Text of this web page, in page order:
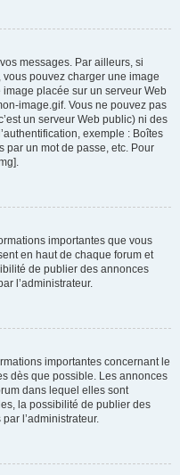
messages. Par ailleurs, si
vous pouvez charger une image
placée sur un serveur Web
image.gif. Vous ne pouvez pas
un serveur Web public) ni des
exemple : Boîtes
par un mot de passe, etc. Pour
importantes que vous
en haut de chaque forum et
de publier des annonces
l’administrateur.
importantes concernant le
dès que possible. Les annonces
dans lequel elles sont
la possibilité de publier des
l’administrateur.